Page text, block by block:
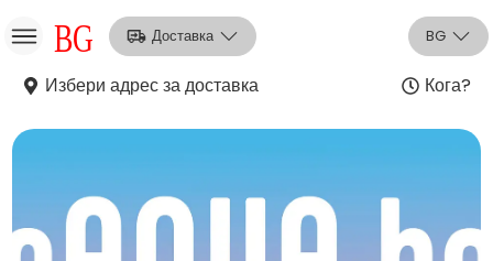
НО
Регистрация
Доставка BG
Избери адрес за доставка Кога?